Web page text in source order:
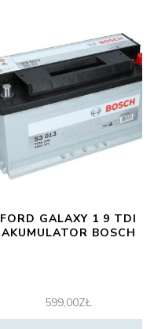
FORD GALAXY 1 9 TDI
AKUMULATOR BOSCH
599,00ZŁ